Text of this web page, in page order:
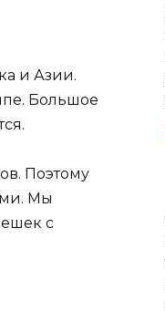
и Азии.
Большое
Поэтому
Мы
с